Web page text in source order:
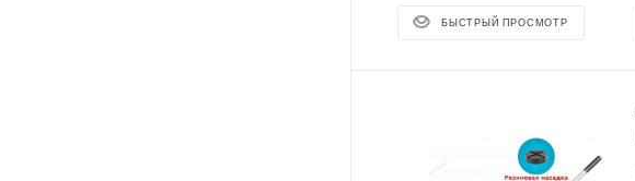
БЫСТРЫЙ ПРОСМОТР